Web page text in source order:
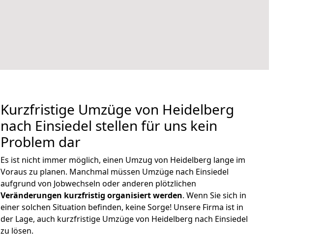
Kurzfristige Umzüge von Heidelberg
nach Einsiedel stellen für uns kein
Problem dar
Es ist nicht immer möglich, einen Umzug von Heidelberg lange im
Voraus zu planen. Manchmal müssen Umzüge nach Einsiedel
aufgrund von Jobwechseln oder anderen plötzlichen
Veränderungen kurzfristig organisiert werden. Wenn Sie sich in
einer solchen Situation befinden, keine Sorge! Unsere Firma ist in
der Lage, auch kurzfristige Umzüge von Heidelberg nach Einsiedel
zu lösen.